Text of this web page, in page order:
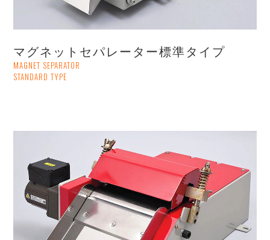
マグネットセパレーター標準タイプ
MAGNET SEPARATOR
STANDARD TYPE